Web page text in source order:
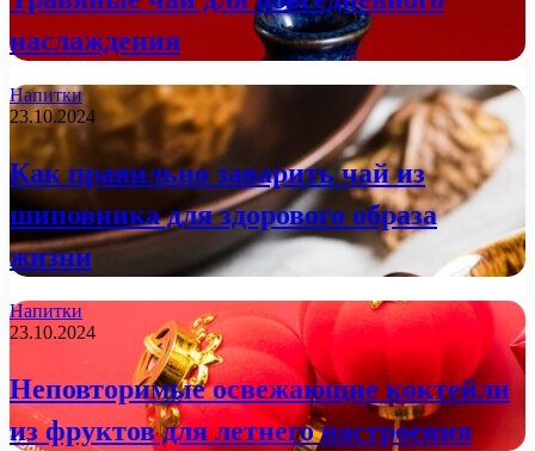
наслаждения
Напитки
23.10.2024
Как правильно заварить чай из
шиповника для здорового образа
жизни
Напитки
23.10.2024
Неповторимые освежающие коктейли
из фруктов для летнего настроения